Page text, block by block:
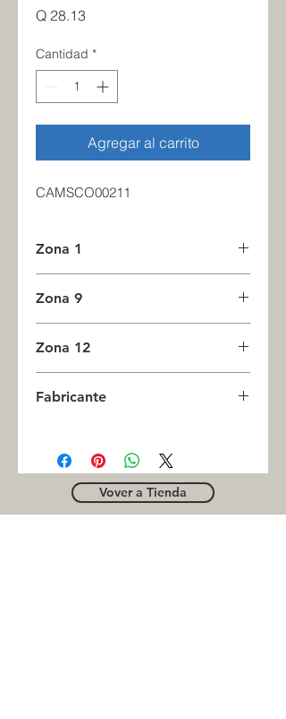
Q 28.13Precio
Cantidad *
Agregar al carrito
CAMSCO00211
Zona 1
Zona 9
Zona 12
Fabricante
Vover a Tienda